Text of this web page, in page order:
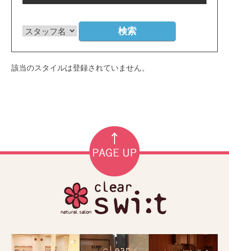
該当のスタイルは登録されていません。